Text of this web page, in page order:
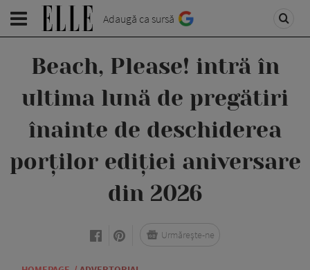
Adaugă ca sursă
Beach, Please! intră în
ultima lună de pregătiri
înainte de deschiderea
porților ediției aniversare
din 2026
Urmărește-ne